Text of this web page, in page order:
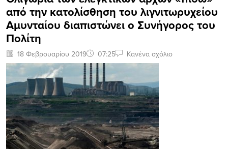
από την κατολίσθηση του λιγνιτωρυχείου
Αμυνταίου διαπιστώνει ο Συνήγορος του
Πολίτη
18 Φεβρουαρίου 2019 07:25 Κανένα σχόλιο